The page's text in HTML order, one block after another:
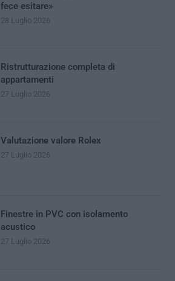
fece esitare»
28 Luglio 2026
Ristrutturazione completa di
appartamenti
27 Luglio 2026
Valutazione valore Rolex
27 Luglio 2026
Finestre in PVC con isolamento
acustico
27 Luglio 2026